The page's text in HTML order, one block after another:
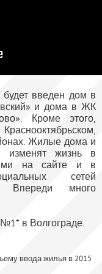
введен дом в
и дома в ЖК
Кроме этого,
Жилые дома и
изменят жизнь в
на сайте и в
сетей
Впереди много
в Волгограде.
ввода жилья в 2015